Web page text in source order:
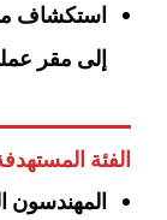
استكشاف
إلى مقر
الفئة
المهندسون